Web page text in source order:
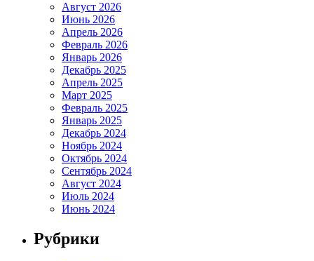
Август 2026
Июнь 2026
Апрель 2026
Февраль 2026
Январь 2026
Декабрь 2025
Апрель 2025
Март 2025
Февраль 2025
Январь 2025
Декабрь 2024
Ноябрь 2024
Октябрь 2024
Сентябрь 2024
Август 2024
Июль 2024
Июнь 2024
Рубрики